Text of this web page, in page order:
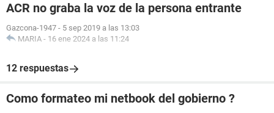
ACR no graba la voz de la persona entrante
Gazcona-1947 - 5 sep 2019 a las 13:03
MARIA - 16 ene 2024 a las 11:24
12 respuestas
Como formateo mi netbook del gobierno ?